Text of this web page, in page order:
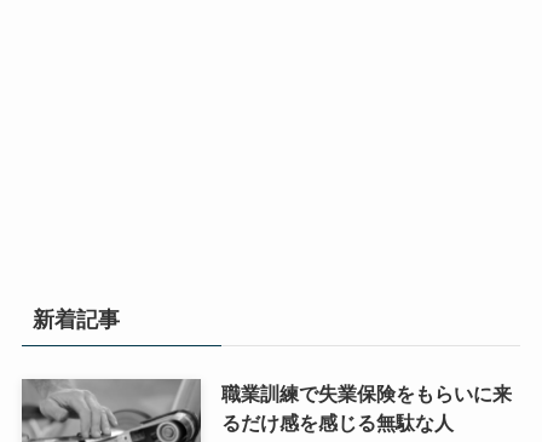
新着記事
職業訓練で失業保険をもらいに来
るだけ感を感じる無駄な人